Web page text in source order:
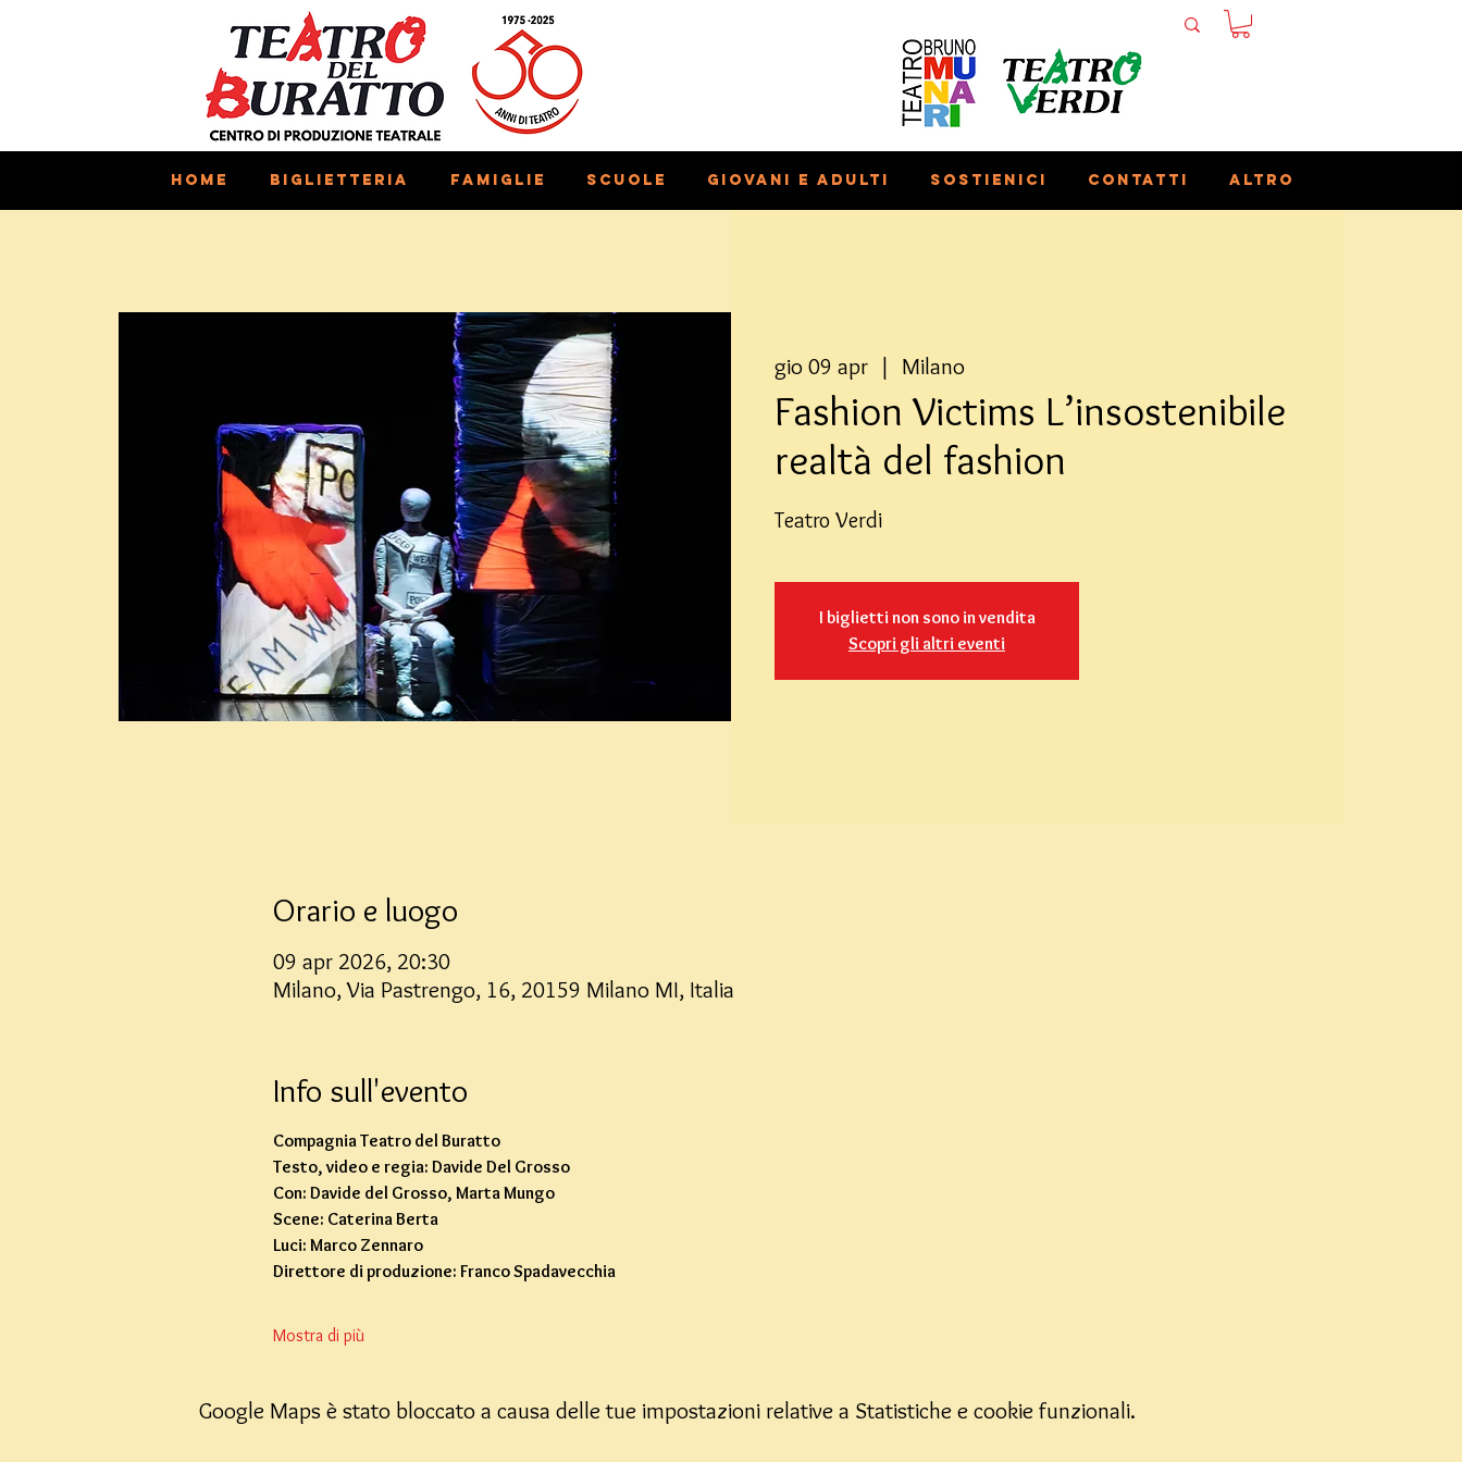
Home Biglietteria Famiglie Scuole Giovani e adulti Sostienici Contatti Altro
gio 09 apr
  |
Milano
Fashion Victims L’insostenibile
realtà del fashion
Teatro Verdi
I biglietti non sono in vendita
Scopri gli altri eventi
Orario e luogo
09 apr 2026, 20:30
Milano, Via Pastrengo, 16, 20159 Milano MI, Italia
Info sull'evento
Compagnia Teatro del Buratto
Testo, video e regia: Davide Del Grosso
Con: Davide del Grosso, Marta Mungo
Scene: Caterina Berta
Luci: Marco Zennaro
Direttore di produzione: Franco Spadavecchia
Mostra di più
Google Maps è stato bloccato a causa delle tue impostazioni relative a Statistiche e cookie funzionali.